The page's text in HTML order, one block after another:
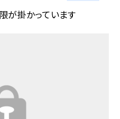
が掛かっています